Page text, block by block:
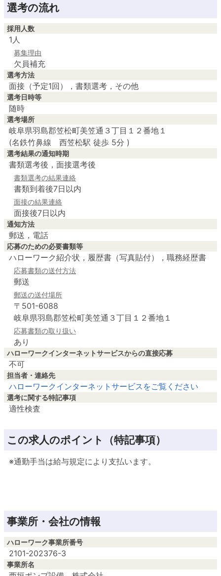
選考の流れ
採用人数
1人
募集理由
欠員補充
選考方法
面接（予定1回），書類選考，その他
選考日時等
随時
選考場所
岐阜県羽島郡笠松町美笠通３丁目１２番地１
(名鉄竹鼻線 西笠松駅 徒歩 5分 )
選考結果の通知時期
書類選考後，面接選考後
書類選考の結果連絡
書類到着後7日以内
面接の結果連絡
面接後7日以内
通知方法
郵送，電話
応募のための必要書類等
ハローワーク紹介状，履歴書（写真貼付），職務経歴書
応募書類の送付方法
郵送
郵送の送付場所
〒501-6088
岐阜県羽島郡笠松町美笠通３丁目１２番地１
応募書類の取り扱い
あり
ハローワークインターネットサービスからの直接応募
不可
担当者・連絡先
ハローワークインターネットサービスをご覧ください
選考に関する特記事項
適性検査
この求人のポイント（特記事項）
事業所・会社の情報
ハローワーク事業所番号
2101-202376-3
事業所名